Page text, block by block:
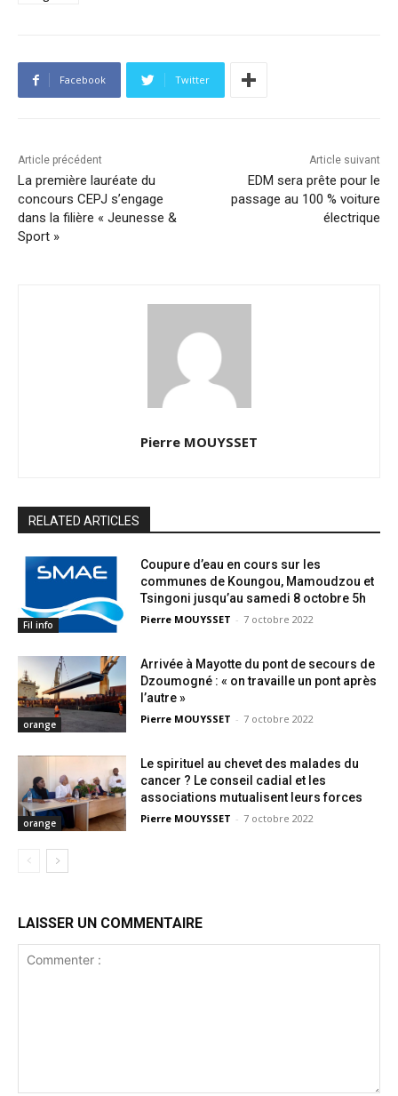
Facebook Twitter
Article précédent
La première lauréate du
concours CEPJ s’engage
dans la filière « Jeunesse &
Sport »
Article suivant
EDM sera prête pour le
passage au 100 % voiture
électrique
Pierre MOUYSSET
RELATED ARTICLES
Fil info
Coupure d’eau en cours sur les
communes de Koungou, Mamoudzou et
Tsingoni jusqu’au samedi 8 octobre 5h
Pierre MOUYSSET - 7 octobre 2022
orange
Arrivée à Mayotte du pont de secours de
Dzoumogné : « on travaille un pont après
l’autre »
Pierre MOUYSSET - 7 octobre 2022
orange
Le spirituel au chevet des malades du
cancer ? Le conseil cadial et les
associations mutualisent leurs forces
Pierre MOUYSSET - 7 octobre 2022
LAISSER UN COMMENTAIRE